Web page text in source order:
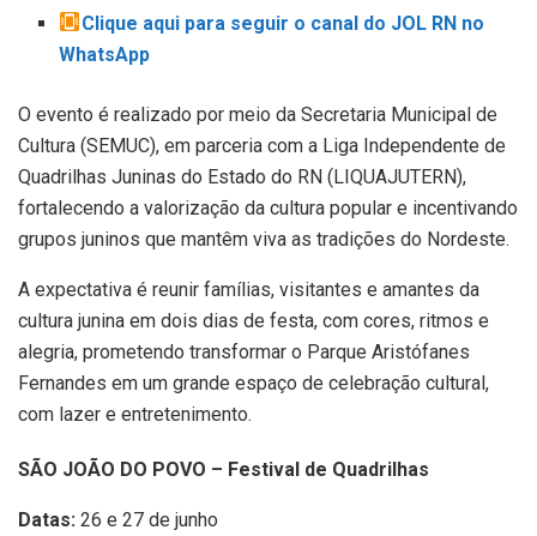
Clique aqui para seguir o canal do JOL RN no
WhatsApp
O evento é realizado por meio da Secretaria Municipal de
Cultura (SEMUC), em parceria com a Liga Independente de
Quadrilhas Juninas do Estado do RN (LIQUAJUTERN),
fortalecendo a valorização da cultura popular e incentivando
grupos juninos que mantêm viva as tradições do Nordeste.
A expectativa é reunir famílias, visitantes e amantes da
cultura junina em dois dias de festa, com cores, ritmos e
alegria, prometendo transformar o Parque Aristófanes
Fernandes em um grande espaço de celebração cultural,
com lazer e entretenimento.
SÃO JOÃO DO POVO – Festival de Quadrilhas
Datas: 26 e 27 de junho